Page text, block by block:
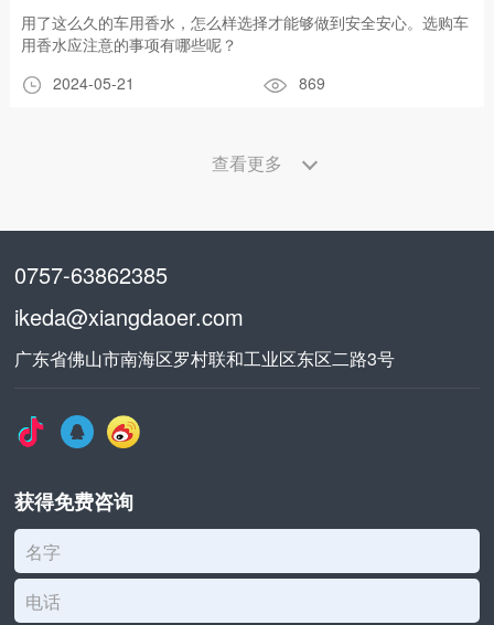
用了这么久的车用香水，怎么样选择才能够做到安全安心。选购车
用香水应注意的事项有哪些呢？
2024-05-21
869
查看更多
0757-63862385
ikeda@xiangdaoer.com
广东省佛山市南海区罗村联和工业区东区二路3号
获得免费咨询